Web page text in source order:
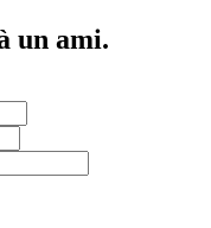
un ami.